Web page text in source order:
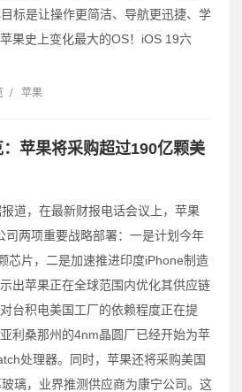
标是让操作更简洁、导航更迅捷、学
果史上变化最大的OS！iOS 19六
/ 苹果
苹果将采购超过190亿颗美
道，在最新财报电话会议上，苹果
司两项重要战略部署：一是计划今年
芯片，二是加速推进印度iPhone制造
出苹果正在全球范围内优化其供应链
台积电美国工厂的依赖程度正在提
利桑那州的4nm晶圆厂已经开始为苹
处理器。同时，苹果还将采购美国
璃，业界推测供应商为康宁公司。这